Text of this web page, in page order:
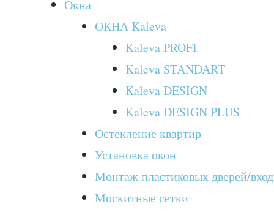
Окна
ОКНА Kaleva
Kaleva PROFI
Kaleva STANDART
Kaleva DESIGN
Kaleva DESIGN PLUS
Остекление квартир
Установка окон
Монтаж пластиковых дверей/
Москитные сетки